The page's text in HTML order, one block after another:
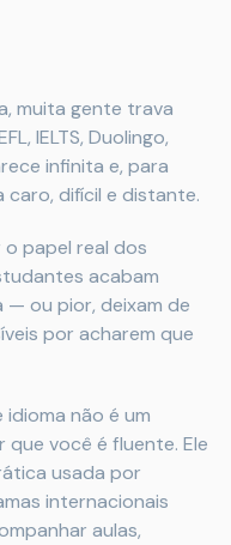
muita gente trava
IELTS, Duolingo,
infinita e, para
difícil e distante.
papel real dos
acabam
ou pior, deixam de
por acharem que
não é um
você é fluente. Ele
usada por
internacionais
aulas,